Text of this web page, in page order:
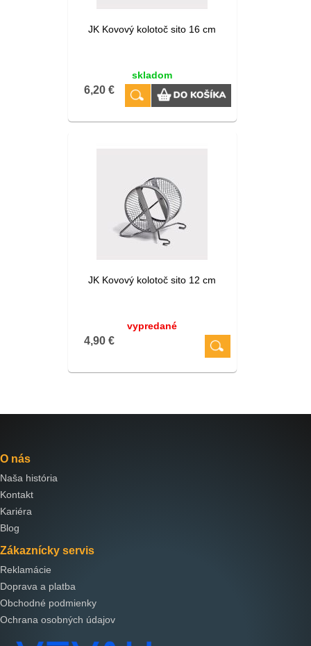
JK Kovový kolotoč sito 16 cm
skladom
6,20 €
JK Kovový kolotoč sito 12 cm
vypredané
4,90 €
O nás
Naša história
Kontakt
Kariéra
Blog
Zákaznícky servis
Reklamácie
Doprava a platba
Obchodné podmienky
Ochrana osobných údajov